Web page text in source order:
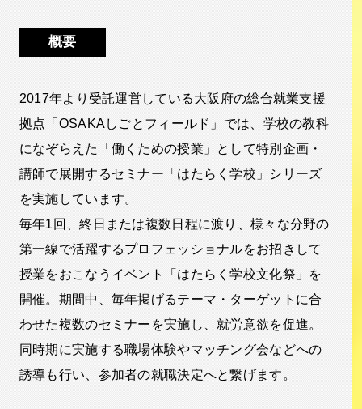
概要
2017年より受託運営している大阪府の総合就業支援
拠点「OSAKAしごとフィールド」では、学校の教科
になぞらえた「働くための授業」として特別企画・
講師で展開するセミナー「はたらく学校」シリーズ
を実施しています。
毎年1回、終日または複数日程に渡り、様々な分野の
第一線で活躍するプロフェッショナルをお招きして
授業をおこなうイベント「はたらく学校文化祭」を
開催。期間中、毎年掲げるテーマ・ターゲットに合
わせた複数のセミナーを実施し、就労意欲を促進。
同時期に実施する職場体験やマッチング会などへの
誘導も行い、参加者の就職決定へと繋げます。